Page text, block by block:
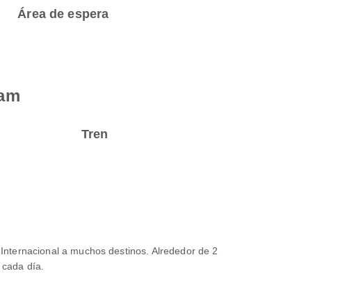
Área de espera
Tren
a muchos destinos. Alrededor de 2
día.